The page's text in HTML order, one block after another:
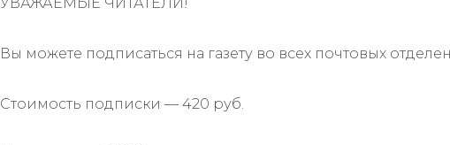
Вы можете подписаться на газету во всех почтовых
Стоимость подписки — 420 руб.